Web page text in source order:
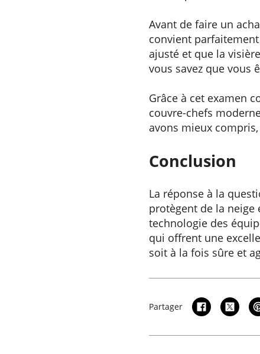
Avant de faire un
convient
ajusté et que la
vous savez que vous
Grâce à cet examen
couvre-chefs
avons mieux
Conclusion
La réponse à la
protègent de la neige
technologie des
qui offrent une
soit à la fois sûre et
Partager